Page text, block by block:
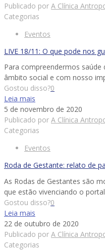
Publicado por A Clínica
Categorias
Eventos
LIVE 18/11: O que pode nos
Para compreendermos
âmbito social e com nosso
Gostou disso?0
Leia mais
5 de novembro de 2020
Publicado por A Clínica
Categorias
Eventos
Roda de Gestante: relato de
As Rodas de Gestantes são
que estão vivenciando o portal
Gostou disso?0
Leia mais
22 de outubro de 2020
Publicado por A Clínica
Categorias